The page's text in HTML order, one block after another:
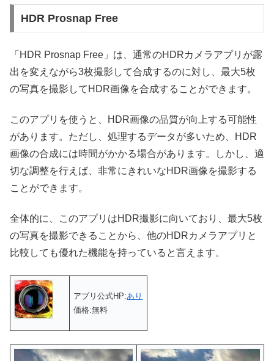
HDR Prosnap Free
「HDR Prosnap Free」は、通常のHDRカメラアプリが露
出を変えながら3枚撮影して合成するのに対し、最大5枚
の写真を撮影してHDR画像を合成することができます。
このアプリを使うと、HDR画像の品質が向上する可能性
があります。ただし、処理するデータが多いため、HDR
画像の合成には時間がかかる場合があります。しかし、適
切な調整を行えば、非常にきれいなHDR画像を撮影する
ことができます。
全体的に、このアプリはHDR撮影に向いており、最大5枚
の写真を撮影できることから、他のHDRカメラアプリと
比較しても優れた機能を持っていると言えます。
アプリ公式HP:あり
価格:無料